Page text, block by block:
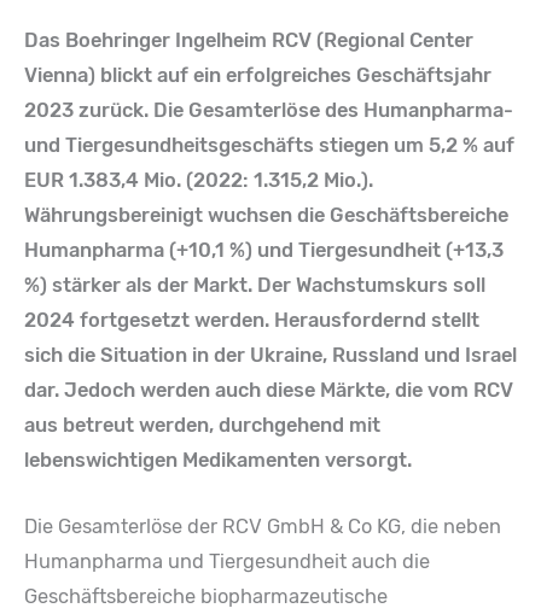
Das Boehringer Ingelheim RCV (Regional Center
Vienna) blickt auf ein erfolgreiches Geschäftsjahr
2023 zurück. Die Gesamterlöse des Humanpharma-
und Tiergesundheitsgeschäfts stiegen um 5,2 % auf
EUR 1.383,4 Mio. (2022: 1.315,2 Mio.).
Währungsbereinigt wuchsen die Geschäftsbereiche
Humanpharma (+10,1 %) und Tiergesundheit (+13,3
%) stärker als der Markt. Der Wachstumskurs soll
2024 fortgesetzt werden. Herausfordernd stellt
sich die Situation in der Ukraine, Russland und Israel
dar. Jedoch werden auch diese Märkte, die vom RCV
aus betreut werden, durchgehend mit
lebenswichtigen Medikamenten versorgt.
Die Gesamterlöse der RCV GmbH & Co KG, die neben
Humanpharma und Tiergesundheit auch die
Geschäftsbereiche biopharmazeutische